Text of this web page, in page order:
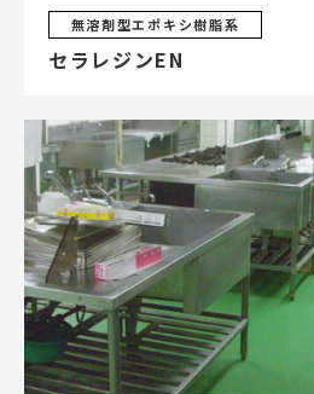
無溶剤型エポキシ樹脂系
セラレジンEN